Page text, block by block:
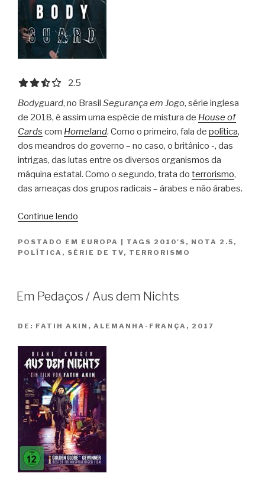
2.5 out of 5.0 stars
2.5
Bodyguard, no Brasil Segurança em Jogo, série inglesa
de 2018, é assim uma espécie de mistura de House of
Cards com Homeland. Como o primeiro, fala de política,
dos meandros do governo – no caso, o britânico -, das
intrigas, das lutas entre os diversos organismos da
máquina estatal. Como o segundo, trata do terrorismo,
das ameaças dos grupos radicais – árabes e não árabes.
Continue lendo
Jogo
/
POSTADO EM EUROPA TAGS 2010'S , NOTA 2.5 ,
POLÍTICA , SÉRIE DE TV, TERRORISMO
Em Pedaços / Aus dem Nichts
DE: FATIH AKIN, ALEMANHA-FRANÇA, 2017